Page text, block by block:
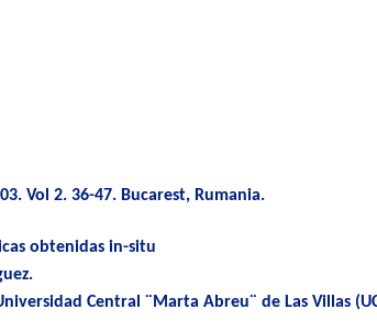
Vol 2. 36-47. Bucarest, Rumania.
obtenidas in-situ
Central ¨Marta Abreu¨ de Las Villas